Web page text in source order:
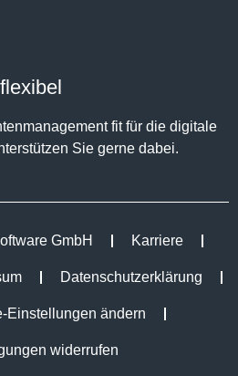
fit für die digitale
Sie gerne dabei.
GmbH Karriere
Datenschutzerklärung
Einstellungen ändern
widerrufen